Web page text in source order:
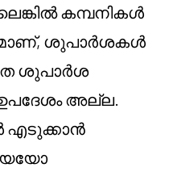
കമ്പനികൾ
ശുപാർശകൾ
ശുപാർശ
അല്ല.
എടുക്കാൻ